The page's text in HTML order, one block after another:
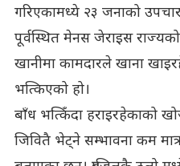
गरिएकामध्ये २३ जनाको
पूर्वस्थित मेनस जेराइस राज्यको
खानीमा कामदारले खाना
भत्किएको हो।
बाँध भत्किँदा हराइरहेकाको
जिवितै भेट्ने सम्भावना कम